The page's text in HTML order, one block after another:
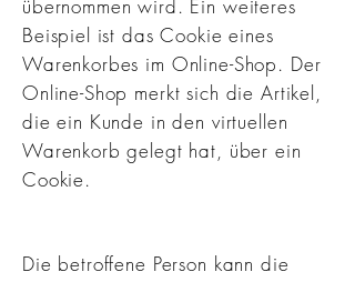
übernommen wird. Ein weiteres
Beispiel ist das Cookie eines
Warenkorbes im Online-Shop. Der
Online-Shop merkt sich die Artikel,
die ein Kunde in den virtuellen
Warenkorb gelegt hat, über ein
Cookie.
Die betroffene Person kann die